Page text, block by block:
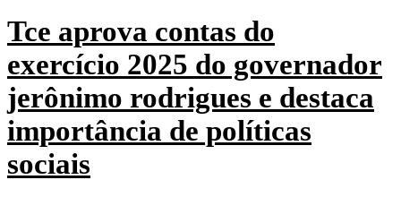
Tce aprova contas do
exercício 2025 do governador
jerônimo rodrigues e destaca
importância de políticas
sociais